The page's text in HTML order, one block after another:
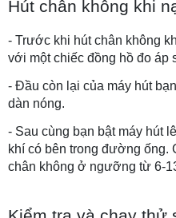
Hút chân không khi
- Trước khi hút chân không
với một chiếc đồng hồ đo áp
- Đầu còn lại của máy hút
dàn nóng.
- Sau cùng bạn bật máy hút
khí có bên trong đường ống.
chân không ở ngưỡng từ 6-